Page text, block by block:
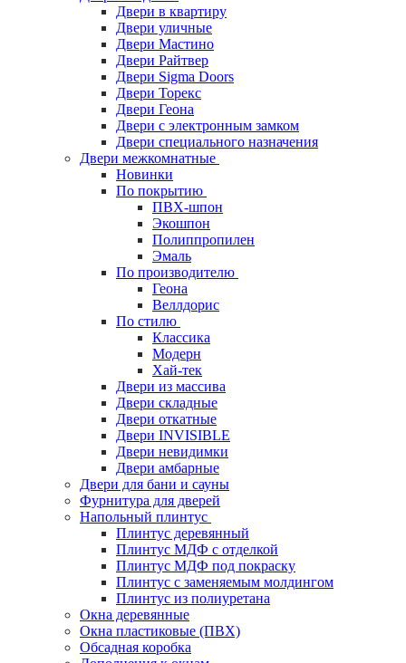
Двери в квартиру
Двери уличные
Двери Мастино
Двери Райтвер
Двери Sigma Doors
Двери Торекс
Двери Геона
Двери с электронным замком
Двери специального назначения
Двери межкомнатные
Новинки
По покрытию
ПВХ-шпон
Экошпон
Полиппропилен
Эмаль
По производителю
Геона
Веллдорис
По стилю
Классика
Модерн
Хай-тек
Двери из массива
Двери складные
Двери откатные
Двери INVISIBLE
Двери невидимки
Двери амбарные
Двери для бани и сауны
Фурнитура для дверей
Напольный плинтус
Плинтус деревянный
Плинтус МДФ с отделкой
Плинтус МДФ под покраску
Плинтус с заменяемым молдингом
Плинтус из полиуретана
Окна деревянные
Окна пластиковые (ПВХ)
Обсадная коробка